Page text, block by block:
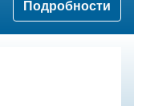
Подробности